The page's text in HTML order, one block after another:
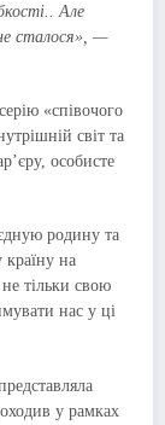
Але
сталося», —
«співочого
світ та
особисте
родину та
країну на
тільки свою
нас у ці
у рамках